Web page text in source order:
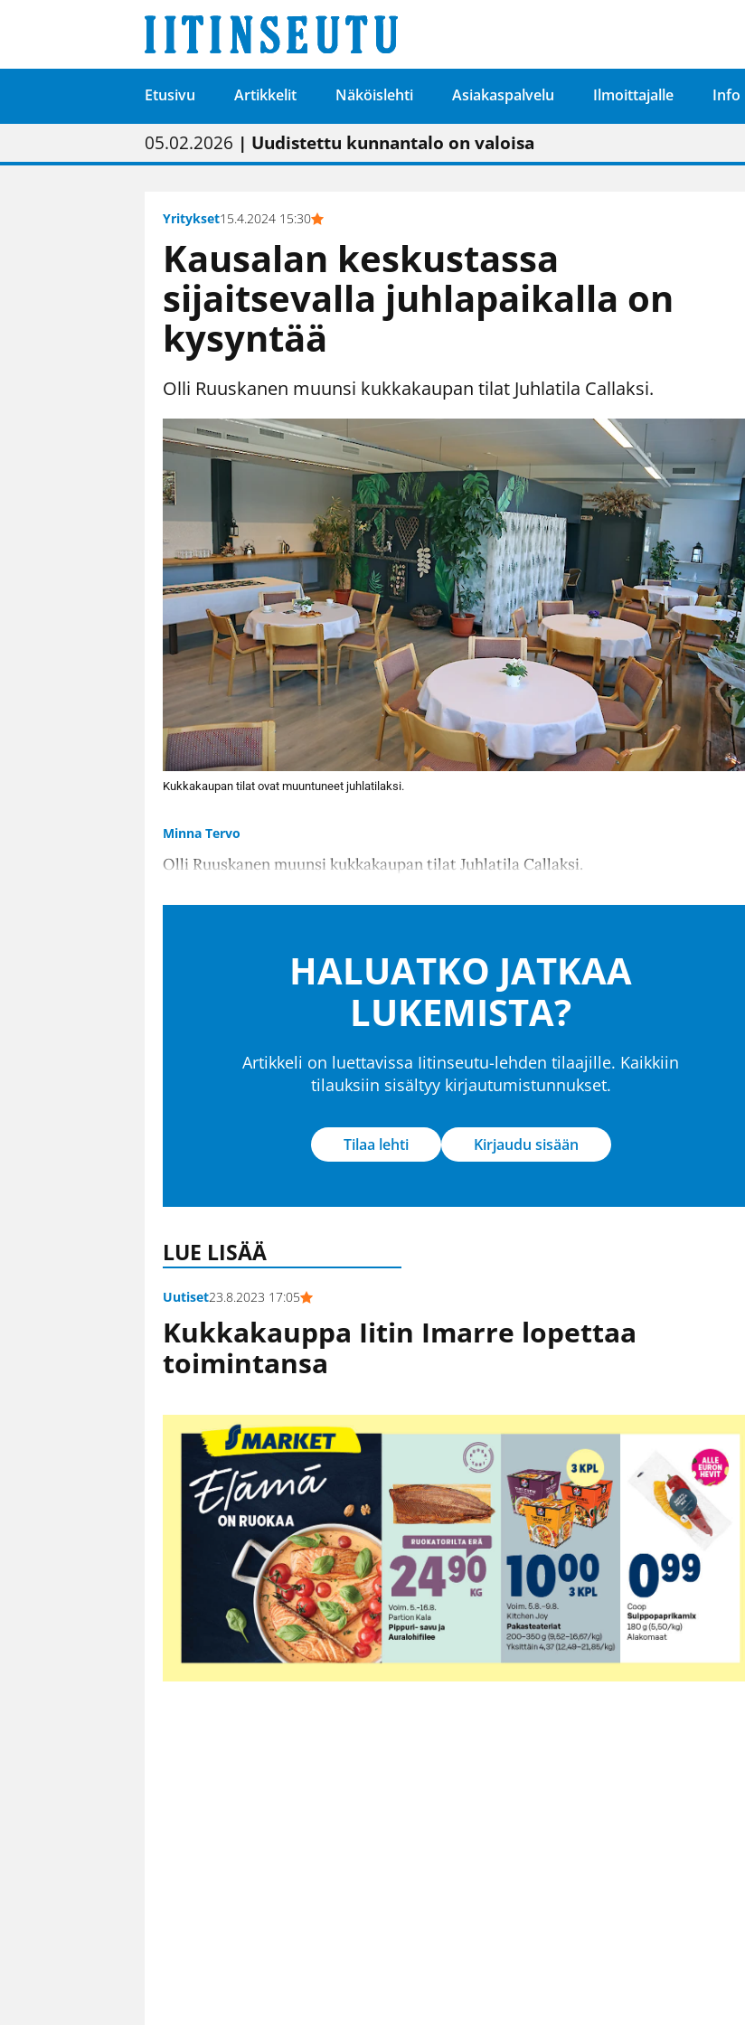
Etusivu Artikkelit Näköislehti Asiakaspalvelu Ilmoittajalle Info
01.02.2026 | Painon vaihtumisen pitäisi näkyä hieman parempana
05.02.2026 | Uudistettu kunnantalo on valoisa
23.04.2026 | “Olemme käynnistämässä uudelleen keskustavisiotyön”
09.05.2026| "Maalla on totuttu elämään omavaraisemmin kuin
Yritykset15.4.2024 15:30
Kausalan keskustassa
sijaitsevalla juhlapaikalla on
kysyntää
Olli Ruuskanen muunsi kukkakaupan tilat Juhlatila Callaksi.
Kukkakaupan tilat ovat muuntuneet juhlatilaksi.
Minna Tervo
Olli Ruuskanen muunsi kukkakaupan tilat Juhlatila Callaksi.
HALUATKO JATKAA
LUKEMISTA?
Artikkeli on luettavissa Iitinseutu-lehden tilaajille. Kaikkiin
tilauksiin sisältyy kirjautumistunnukset.
Tilaa lehti Kirjaudu sisään
LUE LISÄÄ
Uutiset23.8.2023 17:05
Kukkakauppa Iitin Imarre lopettaa
toimintansa